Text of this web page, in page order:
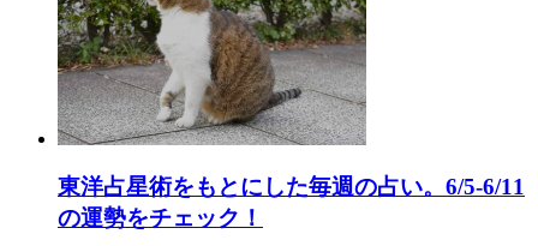
東洋占星術をもとにした毎週の占い。6/5-6/11
の運勢をチェック！